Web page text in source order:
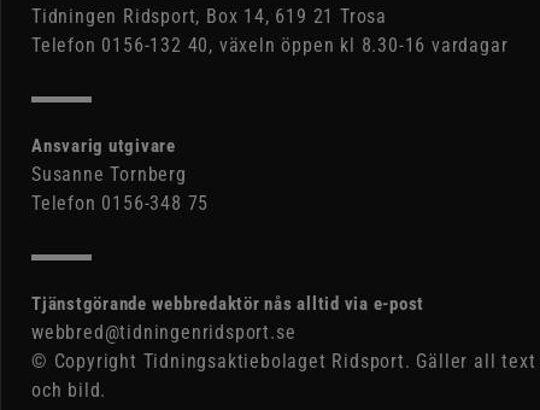
Tidningen Ridsport, Box 14, 619 21 Trosa
Telefon 0156-132 40, växeln öppen kl 8.30-16 vardagar
Ansvarig utgivare
Susanne Tornberg
Telefon 0156-348 75
Tjänstgörande webbredaktör nås alltid via e-post
webbred@tidningenridsport.se
© Copyright Tidningsaktiebolaget Ridsport. Gäller all text
och bild.